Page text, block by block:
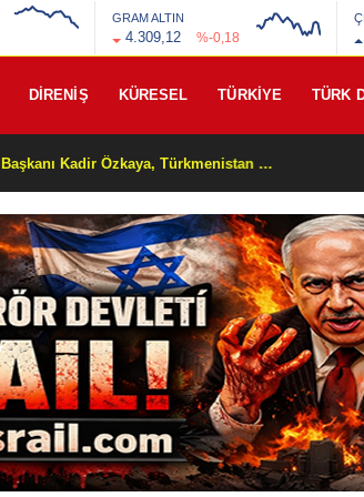
GRAM ALTIN
4.309,12 %-0,18
DİRENİŞ KÜRESEL TÜRKİYE TÜRK
Yüksek Yargıda Kardeşlik Köprüsü: AYM Başkanı Kadir Özkaya, Türkmenistan Heyetini Kabul Ettti!